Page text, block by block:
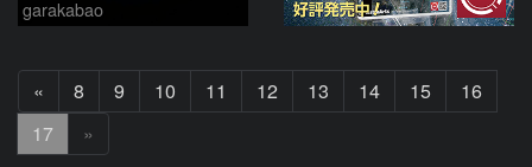
garakabao
«
へ
8 9 10 11 12 13 14 15
16
17
»